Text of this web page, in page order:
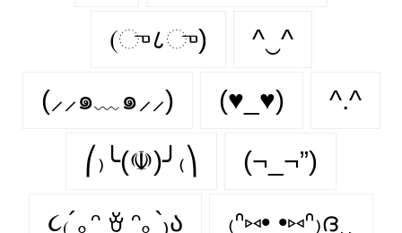
(ு८ு) ^‿^
(⸝⸝๑﹏๑⸝⸝) (♥_♥) ^.^
⎛₎╰(☫)╯₍⎞ (¬_¬”)
૮₍´｡ᵔ ꈊ ᵔ｡`₎ა ₍ᐢ⑅• ̫•⑅ᐢ₎ദ⸒⸒